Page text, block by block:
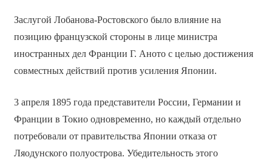
Заслугой Лобанова-Ростовского было влияние на
позицию французской стороны в лице министра
иностранных дел Франции Г. Аното с целью достижения
совместных действий против усиления Японии.
3 апреля 1895 года представители России, Германии и
Франции в Токио одновременно, но каждый отдельно
потребовали от правительства Японии отказа от
Ляодунского полуострова. Убедительность этого